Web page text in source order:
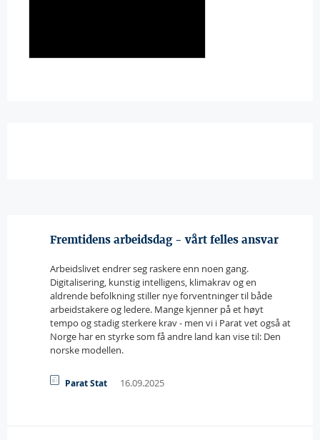
Fremtidens arbeidsdag - vårt felles ansvar
Arbeidslivet endrer seg raskere enn noen gang.
Digitalisering, kunstig intelligens, klimakrav og en
aldrende befolkning stiller nye forventninger til både
arbeidstakere og ledere. Mange kjenner på et høyt
tempo og stadig sterkere krav - men vi i Parat vet også at
Norge har en styrke som få andre land kan vise til: Den
norske modellen.
Parat Stat 16.09.2025